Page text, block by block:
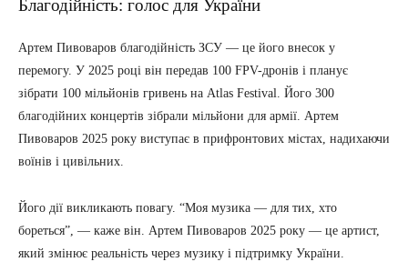
Благодійність: голос для України
Артем Пивоваров благодійність ЗСУ — це його внесок у
перемогу. У 2025 році він передав 100 FPV-дронів і планує
зібрати 100 мільйонів гривень на Atlas Festival. Його 300
благодійних концертів зібрали мільйони для армії. Артем
Пивоваров 2025 року виступає в прифронтових містах, надихаючи
воїнів і цивільних.
Його дії викликають повагу. “Моя музика — для тих, хто
бореться”, — каже він. Артем Пивоваров 2025 року — це артист,
який змінює реальність через музику і підтримку України.